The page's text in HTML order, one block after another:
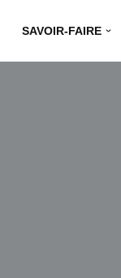
SAVOIR-FAIRE